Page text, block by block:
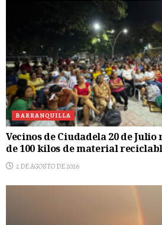
BARRANQUILLA
Vecinos de Ciudadela 20 de
de 100 kilos de material
2 DE AGOSTO DE 2026